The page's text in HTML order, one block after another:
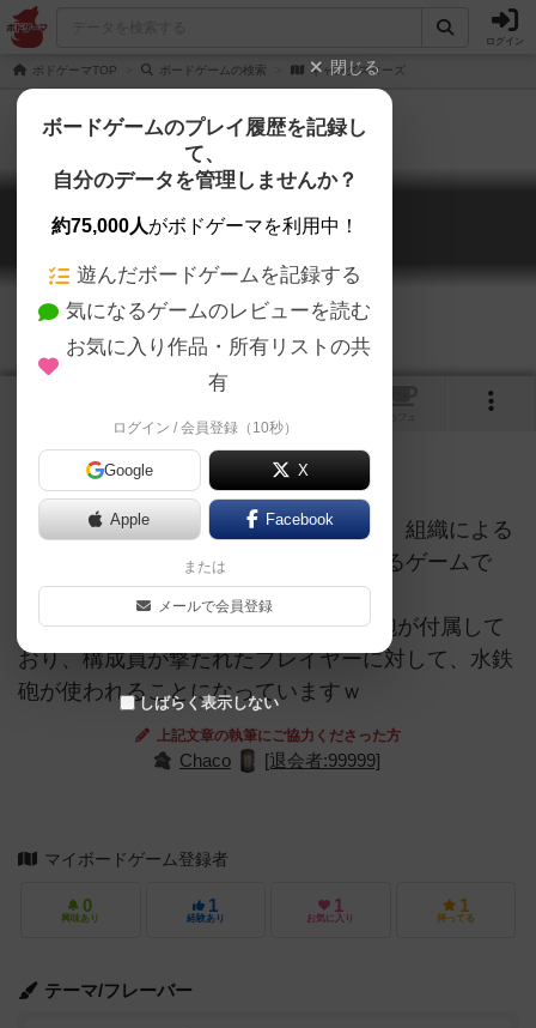
ログイン
ボドゲーマTOP ボードゲームの検索 ギャングスターズ
ギャングスターズ
Gangsters
水鉄砲入りのボードゲームｗ
『ギャングスターズ』禁酒法が存在し、組織による
悪事が世の中を支配した時代を再現するゲームで
す。
尚、本作には『Gangsters』には水鉄砲が付属して
おり、構成員が撃たれたプレイヤーに対して、水鉄
砲が使われることになっていますｗ
上記文章の執筆にご協力くださった方
Chaco [退会者:99999]
マイボードゲーム登録者
0
興味あり
1
経験あり
1
お気に入り
1
持ってる
テーマ/フレーバー
閉じる
ボードゲームのプレイ履歴を記録し
て、
自分のデータを管理しませんか？
約75,000人がボドゲーマを利用中！
遊んだボードゲームを記録する
気になるゲームのレビューを読む
お気に入り作品・所有リストの共
有
ログイン / 会員登録（10秒）
Google X
Apple Facebook
または
メールで会員登録
しばらく表示しない